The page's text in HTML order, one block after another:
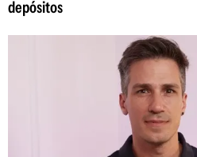
depósitos